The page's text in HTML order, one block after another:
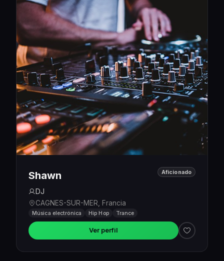
Shawn
DJ
CAGNES-SUR-MER, Francia
Aficionado
Música electrónica Hip Hop Trance
Ver perfil